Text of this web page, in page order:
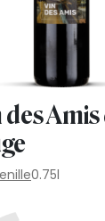
des
0.75l